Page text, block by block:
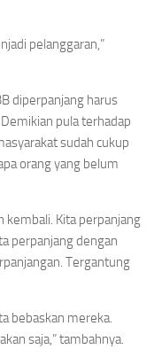
pelanggaran,”
diperpanjang harus
pula terhadap
sudah cukup
orang yang belum
kembali. Kita perpanjang
perpanjang dengan
Tergantung
bebaskan mereka.
saja,” tambahnya.